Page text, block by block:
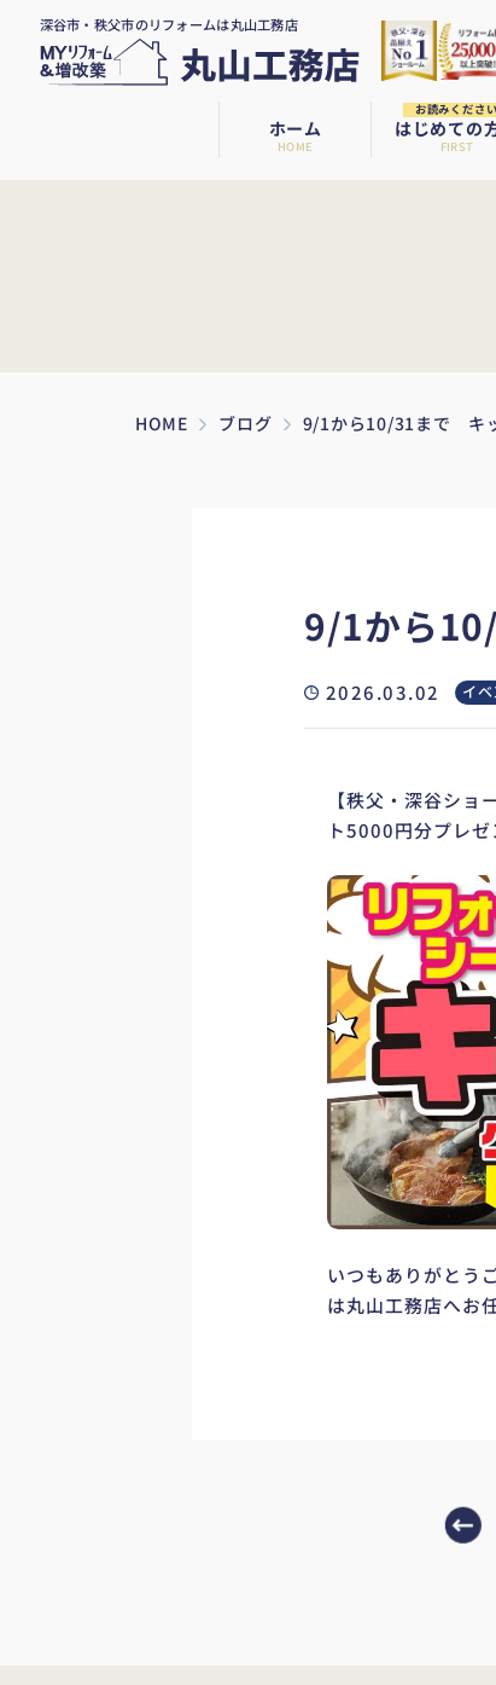
深谷市・秩父市のリフォームは丸山工務店
ホーム
HOME
お読みください
はじめての
FIRST
HOME ブログ 9/1から10/31まで キ
9/1から
2026.03.02 イ
【秩父・深谷シ
ト5000円分プレ
いつもありがとう
は丸山工務店へお